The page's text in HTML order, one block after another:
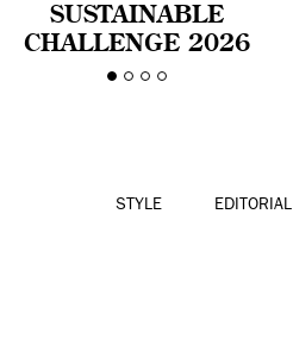
SUSTAINABLE
CHALLENGE 2026
CELEBRA LA
STYLE EDITORIAL